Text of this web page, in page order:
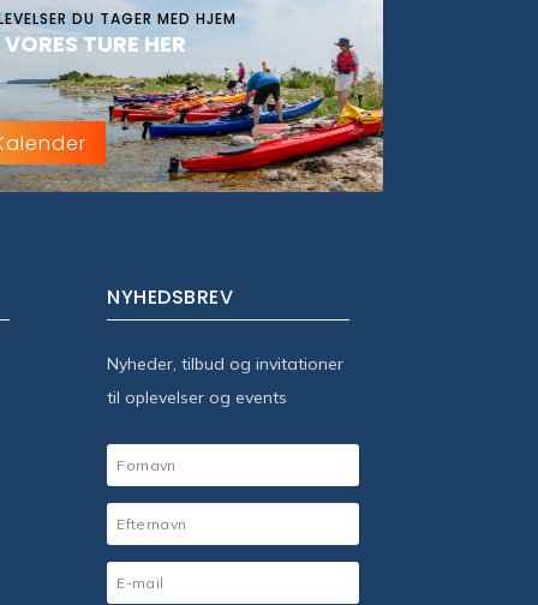
DU TAGER MED HJEM
VORES TURE HER
NYHEDSBREV
Nyheder, tilbud og invitationer
til oplevelser og events